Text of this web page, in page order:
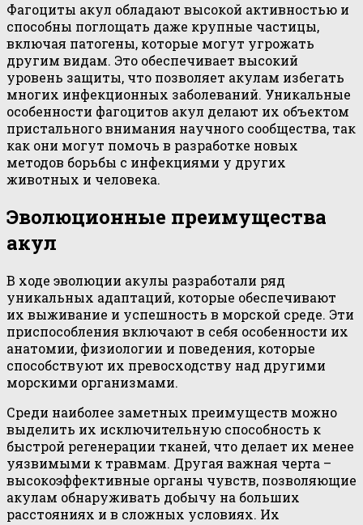
Фагоциты акул обладают высокой активностью и
способны поглощать даже крупные частицы,
включая патогены, которые могут угрожать
другим видам. Это обеспечивает высокий
уровень защиты, что позволяет акулам избегать
многих инфекционных заболеваний. Уникальные
особенности фагоцитов акул делают их объектом
пристального внимания научного сообщества, так
как они могут помочь в разработке новых
методов борьбы с инфекциями у других
животных и человека.
Эволюционные преимущества
акул
В ходе эволюции акулы разработали ряд
уникальных адаптаций, которые обеспечивают
их выживание и успешность в морской среде. Эти
приспособления включают в себя особенности их
анатомии, физиологии и поведения, которые
способствуют их превосходству над другими
морскими организмами.
Среди наиболее заметных преимуществ можно
выделить их исключительную способность к
быстрой регенерации тканей, что делает их менее
уязвимыми к травмам. Другая важная черта –
высокоэффективные органы чувств, позволяющие
акулам обнаруживать добычу на больших
расстояниях и в сложных условиях. Их